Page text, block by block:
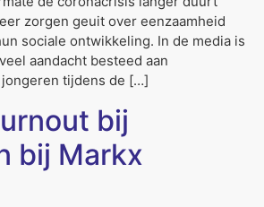
zorgen geuit over eenzaamheid
sociale ontwikkeling. In de media is
aandacht besteed aan
tijdens de […]
bij
bij Markx